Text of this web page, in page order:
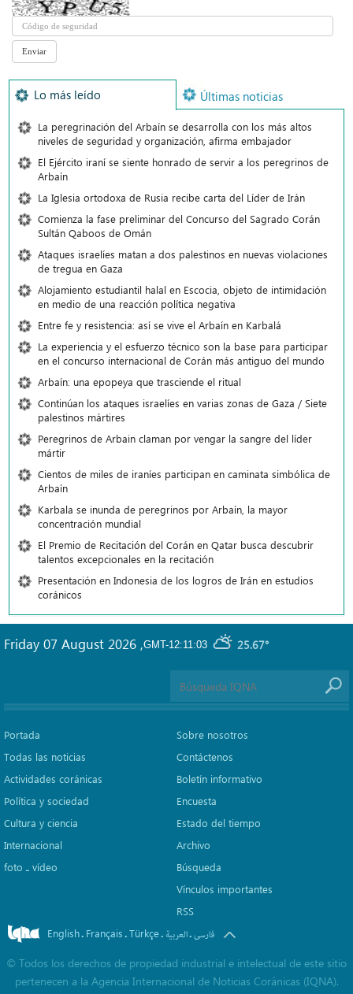
Lo más leído Últimas noticias
La peregrinación del Arbaín se desarrolla con los más altos
niveles de seguridad y organización, afirma embajador
El Ejército iraní se siente honrado de servir a los peregrinos de
Arbaín
La Iglesia ortodoxa de Rusia recibe carta del Líder de Irán
Comienza la fase preliminar del Concurso del Sagrado Corán
Sultán Qaboos de Omán
Ataques israelíes matan a dos palestinos en nuevas violaciones
de tregua en Gaza
Alojamiento estudiantil halal en Escocia, objeto de intimidación
en medio de una reacción política negativa
Entre fe y resistencia: así se vive el Arbaín en Karbalá
La experiencia y el esfuerzo técnico son la base para participar
en el concurso internacional de Corán más antiguo del mundo
Arbaín: una epopeya que trasciende el ritual
Continúan los ataques israelíes en varias zonas de Gaza / Siete
palestinos mártires
Peregrinos de Arbain claman por vengar la sangre del líder
mártir
Cientos de miles de iraníes participan en caminata simbólica de
Arbaín
Karbala se inunda de peregrinos por Arbaín, la mayor
concentración mundial
El Premio de Recitación del Corán en Qatar busca descubrir
talentos excepcionales en la recitación
Presentación en Indonesia de los logros de Irán en estudios
coránicos
GMT-12:11:03 25.67°
Friday 07 August 2026 ,
Portada
Todas las noticias
Actividades coránicas
Política y sociedad
Cultura y ciencia
Internacional
foto ـ vídeo
Sobre nosotros
Contáctenos
Boletín informativo
Encuesta
Estado del tiempo
Archivo
Búsqueda
Vínculos importantes
RSS
English. Français.Türkçe. العربیة.فارسی
© Todos los derechos de propiedad industrial e intelectual de este sitio
pertenecen a la Agencia Internacional de Noticias Coránicas (IQNA).